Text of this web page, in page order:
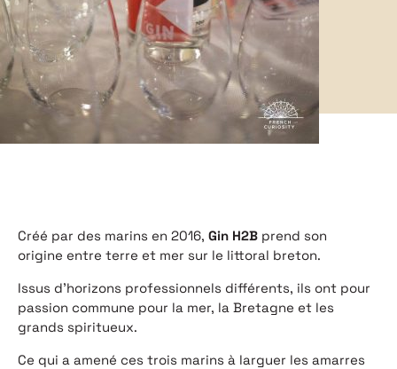
Créé par des marins en 2016, Gin H2B prend son
origine entre terre et mer sur le littoral breton.
Issus d’horizons professionnels différents, ils ont pour
passion commune pour la mer, la Bretagne et les
grands spiritueux.
Ce qui a amené ces trois marins à larguer les amarres